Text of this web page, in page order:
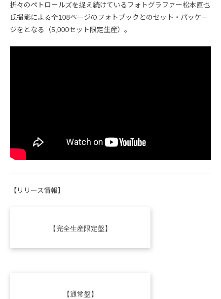
折々のペトロールズを捉え続けているフォトグラファー松本直也
氏撮影による全108ページのフォトブックとのセット・パッケー
ジをとなる（5,000セット限定生産）。
【リリース情報】
【完全生産限定盤】
【通常盤】